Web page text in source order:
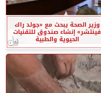
وزير الصحة يبحث مع «جولد راك
فينتشر» إنشاء صندوق للتقنيات
الحيوية والطبية